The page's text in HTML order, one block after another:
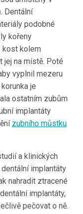
Dentální
podobné
kořeny
kost kolem
jej na místě. Poté
vyplnil mezeru
je
ostatním zubům
implantáty
zubního můstku
a klinických
implantáty
nahradit ztracené
implantáty,
pečovat o ně.